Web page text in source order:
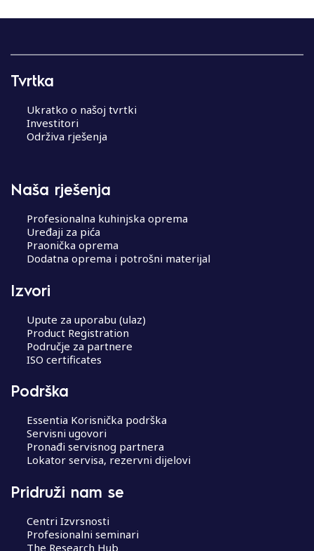
Tvrtka
Ukratko o našoj tvrtki
Investitori
Održiva rješenja
Naša rješenja
Profesionalna kuhinjska oprema
Uređaji za pića
Praonička oprema
Dodatna oprema i potrošni materijal
Izvori
Upute za uporabu (ulaz)
Product Registration
Područje za partnere
ISO certificates
Podrška
Essentia Korisnička podrška
Servisni ugovori
Pronađi servisnog partnera
Lokator servisa, rezervni dijelovi
Pridruži nam se
Centri Izvrsnosti
Profesionalni seminari
The Research Hub